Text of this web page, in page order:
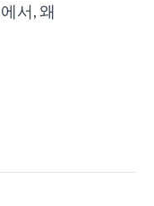
서, 왜